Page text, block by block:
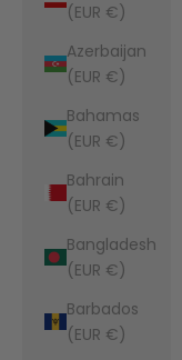
(EUR €)
Azerbaijan
(EUR €)
Bahamas
(EUR €)
Bahrain
(EUR €)
Bangladesh
(EUR €)
Barbados
(EUR €)